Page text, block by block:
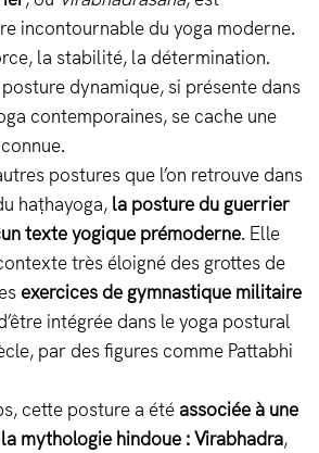
incontournable du yoga moderne.
la stabilité, la détermination.
dynamique, si présente dans
contemporaines, se cache une
postures que l’on retrouve dans
haṭhayoga, la posture du guerrier
texte yogique prémoderne. Elle
très éloigné des grottes de
exercices de gymnastique militaire
intégrée dans le yoga postural
par des figures comme Pattabhi
cette posture a été associée à une
mythologie hindoue : Virabhadra,